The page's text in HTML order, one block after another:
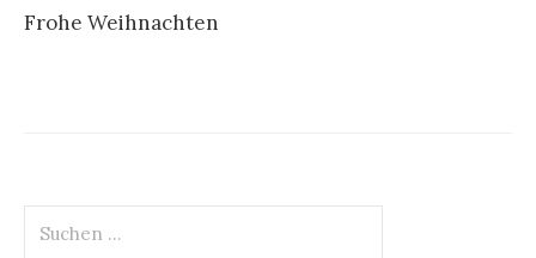
Frohe Weihnachten
nach: